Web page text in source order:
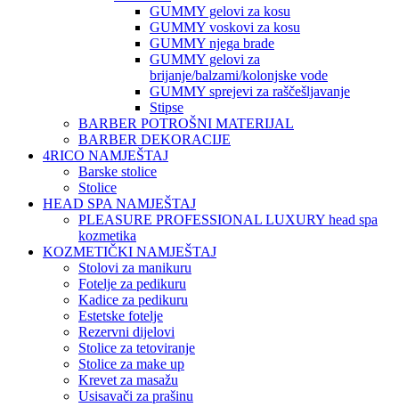
GUMMY gelovi za kosu
GUMMY voskovi za kosu
GUMMY njega brade
GUMMY gelovi za
brijanje/balzami/kolonjske vode
GUMMY sprejevi za raščešljavanje
Stipse
BARBER POTROŠNI MATERIJAL
BARBER DEKORACIJE
4RICO NAMJEŠTAJ
Barske stolice
Stolice
HEAD SPA NAMJEŠTAJ
PLEASURE PROFESSIONAL LUXURY head spa
kozmetika
KOZMETIČKI NAMJEŠTAJ
Stolovi za manikuru
Fotelje za pedikuru
Kadice za pedikuru
Estetske fotelje
Rezervni dijelovi
Stolice za tetoviranje
Stolice za make up
Krevet za masažu
Usisavači za prašinu